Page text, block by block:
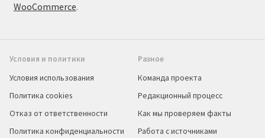
WooCommerce.
Условия и политики
Условия использования
Политика cookies
Отказ от ответственности
Политика конфиденциальности
Разное
Команда проекта
Редакционный процесс
Как мы проверяем факты
Работа с источниками